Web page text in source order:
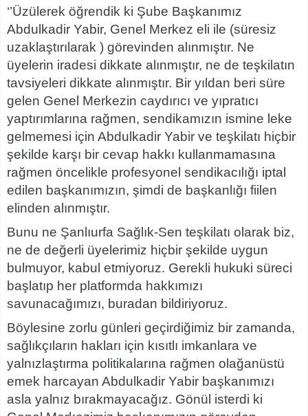
‘’Üzülerek öğrendik ki Şube Başkanımız
Abdulkadir Yabir, Genel Merkez eli ile (süresiz
uzaklaştırılarak ) görevinden alınmıştır. Ne
üyelerin iradesi dikkate alınmıştır, ne de teşkilatın
tavsiyeleri dikkate alınmıştır. Bir yıldan beri süre
gelen Genel Merkezin caydırıcı ve yıpratıcı
yaptırımlarına rağmen, sendikamızın ismine leke
gelmemesi için Abdulkadir Yabir ve teşkilatı hiçbir
şekilde karşı bir cevap hakkı kullanmamasına
rağmen öncelikle profesyonel sendikacılığı iptal
edilen başkanımızın, şimdi de başkanlığı fiilen
elinden alınmıştır.
Bunu ne Şanlıurfa Sağlık-Sen teşkilatı olarak biz,
ne de değerli üyelerimiz hiçbir şekilde uygun
bulmuyor, kabul etmiyoruz. Gerekli hukuki süreci
başlatıp her platformda hakkımızı
savunacağımızı, buradan bildiriyoruz.
Böylesine zorlu günleri geçirdiğimiz bir zamanda,
sağlıkçıların hakları için kısıtlı imkanlara ve
yalnızlaştırma politikalarına rağmen olağanüstü
emek harcayan Abdulkadir Yabir başkanımızı
asla yalnız bırakmayacağız. Gönül isterdi ki